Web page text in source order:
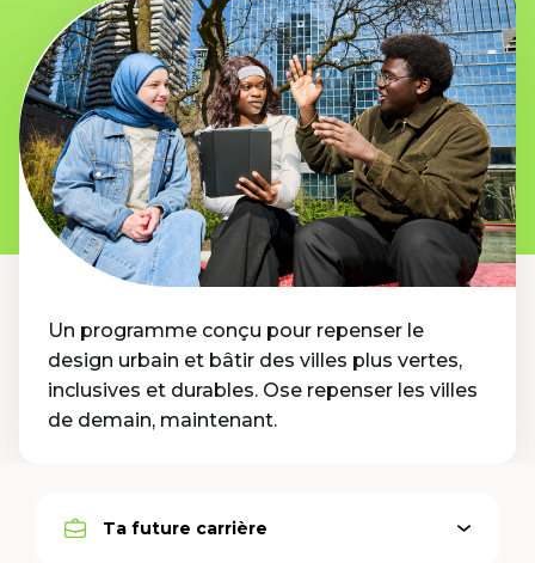
Un programme conçu pour repenser le
design urbain et bâtir des villes plus vertes,
inclusives et durables. Ose repenser les villes
de demain, maintenant.
Open
ActiveTa future carrière